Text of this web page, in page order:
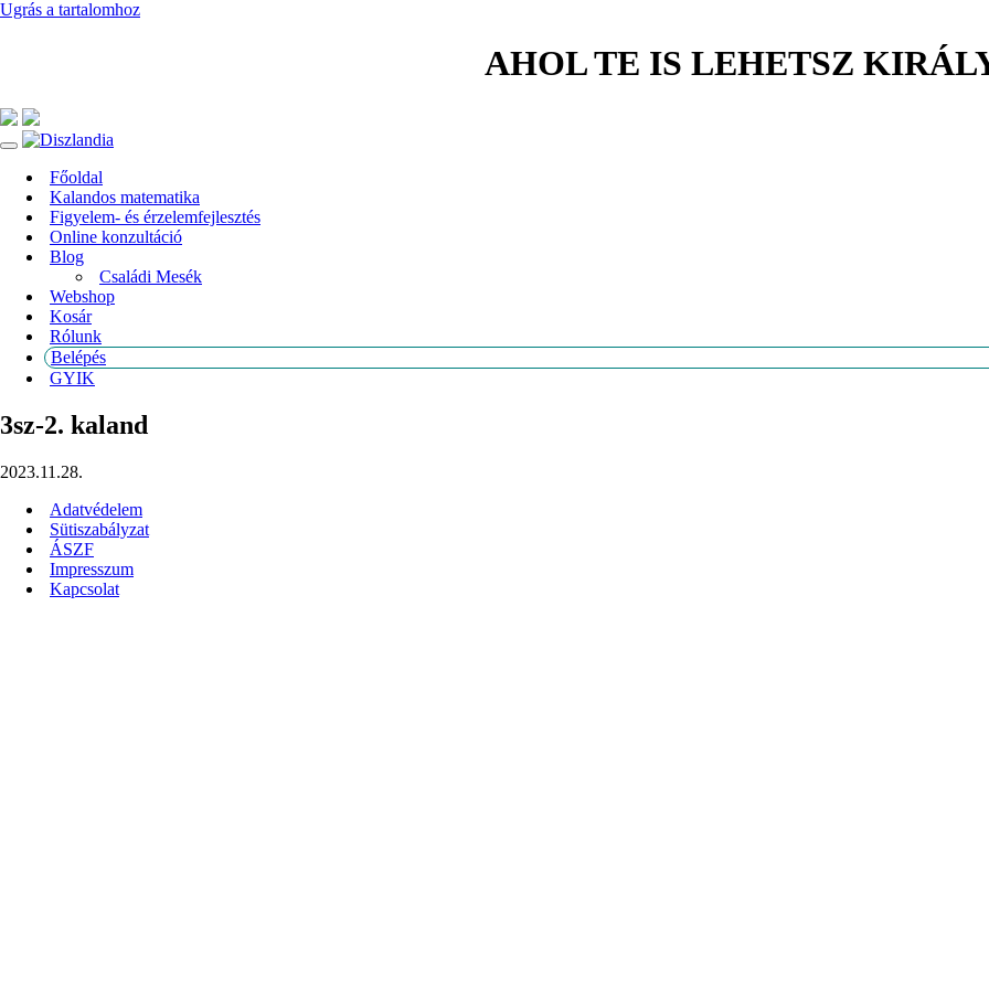
Ugrás a tartalomhoz
AHOL TE IS LEHETSZ
Főoldal
Kalandos matematika
Figyelem- és érzelemfejlesztés
Online konzultáció
Blog
Családi Mesék
Webshop
Kosár
Rólunk
Belépés
GYIK
3sz-2. kaland
2023.11.28.
Adatvédelem
Sütiszabályzat
ÁSZF
Impresszum
Kapcsolat